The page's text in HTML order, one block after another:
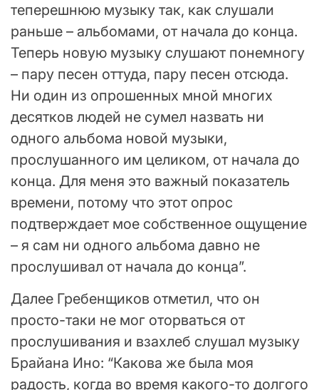
теперешнюю музыку так, как слушали
раньше – альбомами, от начала до конца.
Теперь новую музыку слушают понемногу
– пару песен оттуда, пару песен отсюда.
Ни один из опрошенных мной многих
десятков людей не сумел назвать ни
одного альбома новой музыки,
прослушанного им целиком, от начала до
конца. Для меня это важный показатель
времени, потому что этот опрос
подтверждает мое собственное ощущение
– я сам ни одного альбома давно не
прослушивал от начала до конца”.
Далее Гребенщиков отметил, что он
просто-таки не мог оторваться от
прослушивания и взахлеб слушал музыку
Брайана Ино: “Какова же была моя
радость, когда во время какого-то долгого